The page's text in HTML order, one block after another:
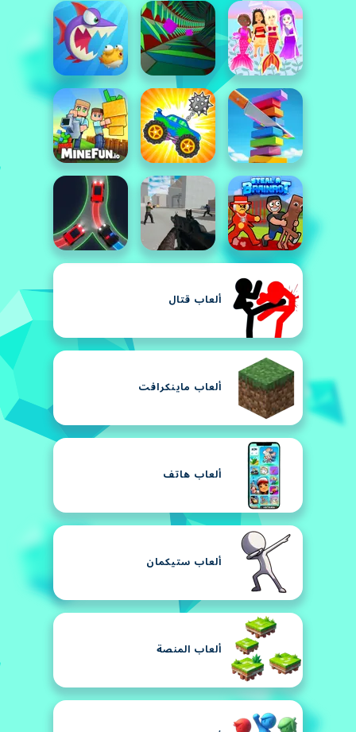
ألعاب قتال
ألعاب ماينكرافت
ألعاب هاتف
ألعاب ستيكمان
ألعاب المنصة